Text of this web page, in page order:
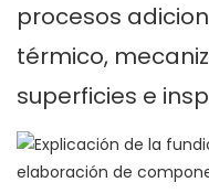
procesos
térmico,
superficies e